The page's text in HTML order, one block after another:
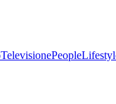
TelevisionePeople